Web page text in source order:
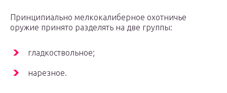
Принципиально мелкокалиберное охотничье
оружие принято разделять на две группы:
гладкоствольное;
нарезное.